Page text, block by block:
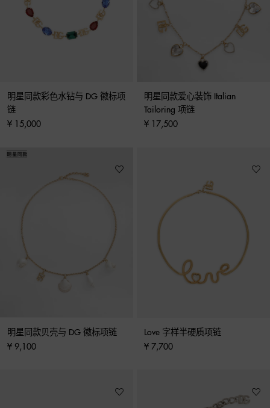
明星同款彩色水钻与 DG 徽标项
链
¥ 15,000
明星同款爱心装饰 Italian
Tailoring 项链
¥ 17,500
明星同款贝壳与 DG 徽标项链
¥ 9,100
Love 字样半硬质项链
¥ 7,700